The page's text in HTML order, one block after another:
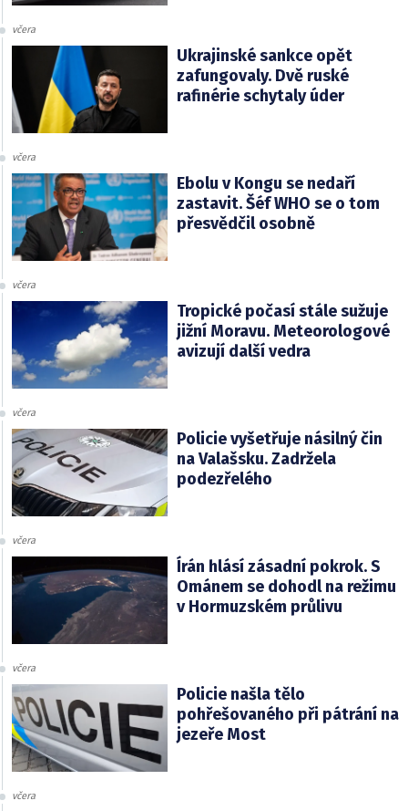
včera
Ukrajinské sankce opět
zafungovaly. Dvě ruské
rafinérie schytaly úder
včera
Ebolu v Kongu se nedaří
zastavit. Šéf WHO se o tom
přesvědčil osobně
včera
Tropické počasí stále sužuje
jižní Moravu. Meteorologové
avizují další vedra
včera
Policie vyšetřuje násilný čin
na Valašsku. Zadržela
podezřelého
včera
Írán hlásí zásadní pokrok. S
Ománem se dohodl na režimu
v Hormuzském průlivu
včera
Policie našla tělo
pohřešovaného při pátrání na
jezeře Most
včera